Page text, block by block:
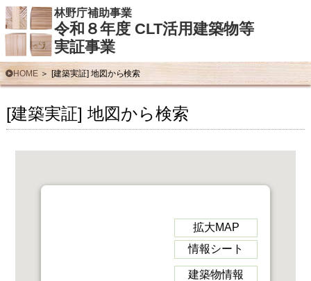
林野庁補助事業
令和８年度 CLT活用建築物等
実証事業
HOME [建築実証] 地図から検索
[建築実証] 地図から検索
拡大MAP
情報シート
建築物情報